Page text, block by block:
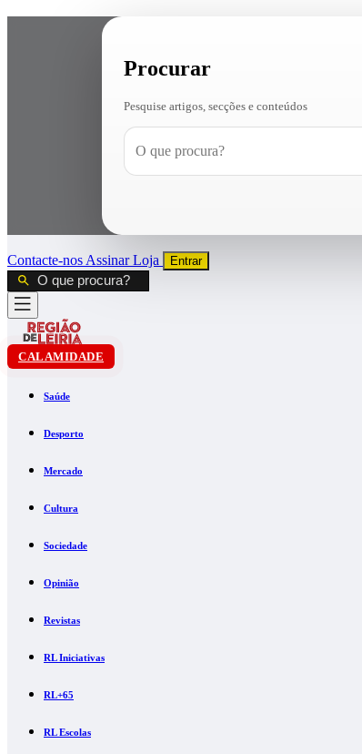
Procurar
Pesquise artigos, secções e conteúdos
Contacte-nos AssinarLoja Entrar
CALAMIDADE
Saúde
Desporto
Mercado
Cultura
Sociedade
Opinião
Revistas
RL Iniciativas
RL+65
RL Escolas